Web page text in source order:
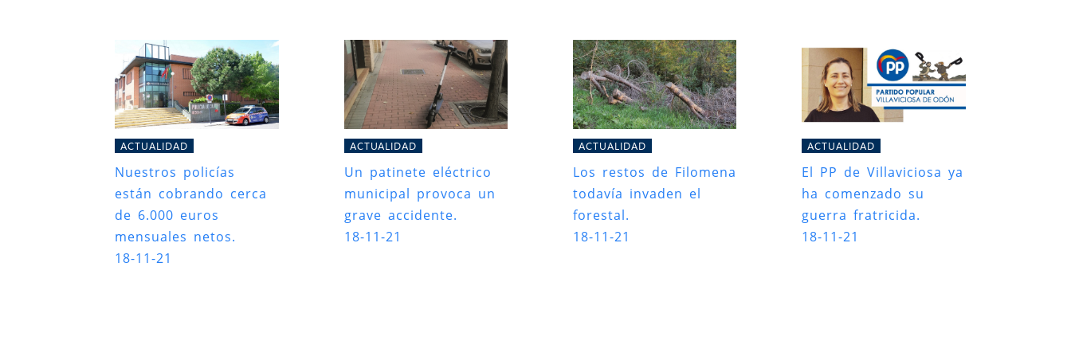
ACTUALIDAD
Nuestros policías
están cobrando cerca
de 6.000 euros
mensuales netos.
18-11-21
ACTUALIDAD
Un patinete eléctrico
municipal provoca un
grave accidente.
18-11-21
ACTUALIDAD
Los restos de Filomena
todavía invaden el
forestal.
18-11-21
ACTUALIDAD
El PP de Villaviciosa ya
ha comenzado su
guerra fratricida.
18-11-21